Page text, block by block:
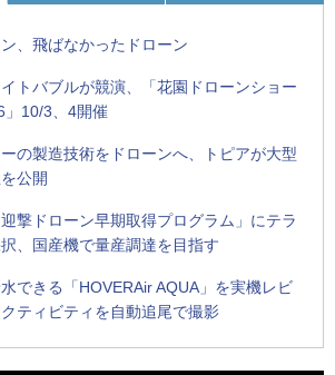
、飛ばなかったドローン
イトバブルが競演、「花園ドローンショー
」10/3、4開催
の製造技術をドローンへ、トピアが大型
公開
撃ドローン早期取得プログラム」にテラ
、国産機で量産調達を目指す
できる「HOVERAir AQUA」を実機レビ
ティビティを自動追尾で撮影